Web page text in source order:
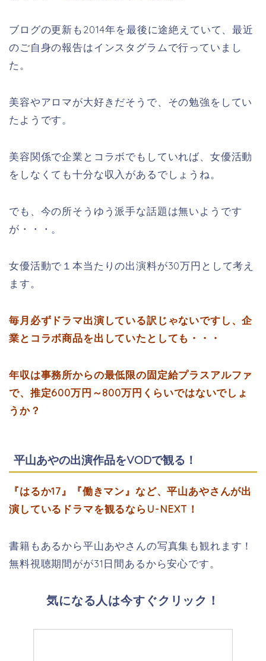
ブログの更新も2014年を最後に途絶えていて、最近
のご自身の報告はインスタグラムで行っていまし
た。
美容やアロマが大好きだそうで、その勉強をしてい
たようです。
美容関係で企業とコラボでもしていれば、女優活動
をしなくても十分な収入があるでしょうね。
でも、今の所そうゆう派手な話題は無いようです
が・・・。
女優活動で１本当たりの出演料が30万円として考え
ます。
毎月必ずドラマ出演している訳じゃないですし、企
業とコラボ商品を出していたとしても・・・
年収は事務所からの最低限の固定給プラスアルファ
で、推定600万円～800万円くらいではないでしょ
うか？
平山あやの出演作品をVODで観る！
『はるか17』『働きマン』など、平山あやさんが出
演しているドラマを観るならU-NEXT！
書籍もあるから平山あやさんの写真集も観れます！
無料視聴期間がが31日間あるから安心です。
気になる人は今すぐクリック！